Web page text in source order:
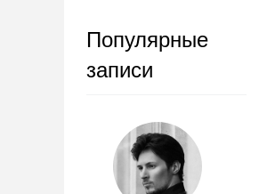
Популярные
записи